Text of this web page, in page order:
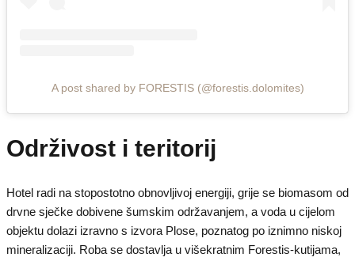
A post shared by FORESTIS (@forestis.dolomites)
Održivost i teritorij
Hotel radi na stopostotno obnovljivoj energiji, grije se biomasom od
drvne sječke dobivene šumskim održavanjem, a voda u cijelom
objektu dolazi izravno s izvora Plose, poznatog po iznimno niskoj
mineralizaciji. Roba se dostavlja u višekratnim Forestis-kutijama,